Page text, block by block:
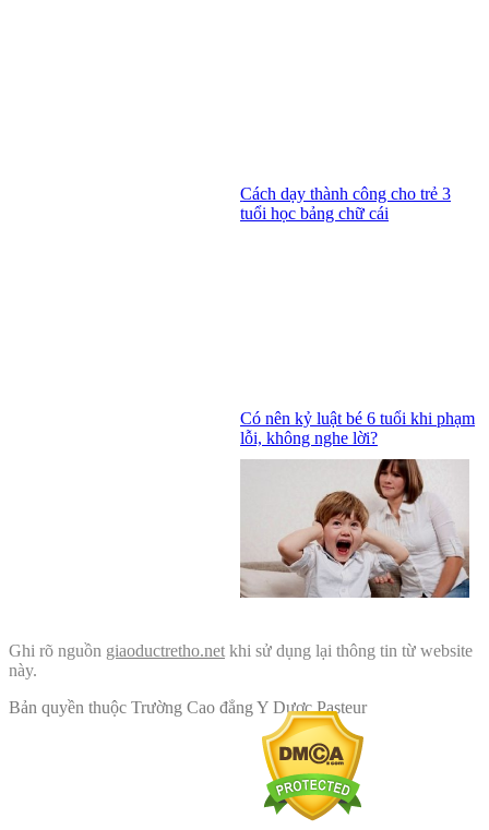
Cách dạy thành công cho trẻ 3
tuổi học bảng chữ cái
Có nên kỷ luật bé 6 tuổi khi phạm
lỗi, không nghe lời?
Ghi rõ nguồn giaoductretho.net khi sử dụng lại thông tin từ website
này.
Bản quyền thuộc Trường Cao đẳng Y Dược Pasteur